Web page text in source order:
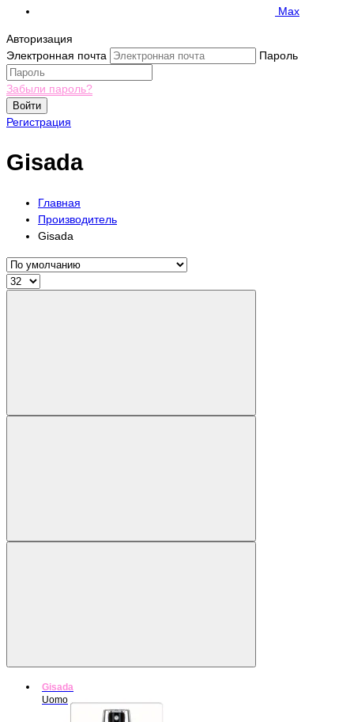
Max
Авторизация
Электронная почта
Пароль
Забыли пароль?
Войти
Регистрация
Gisada
Главная
Производитель
Gisada
Gisada
Uomo